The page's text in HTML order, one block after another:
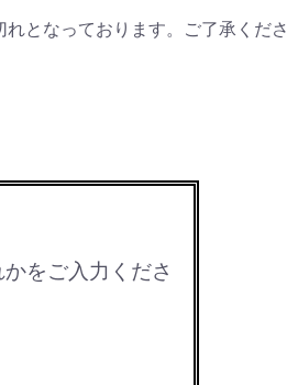
となっております。ご了承くださ
をご入力くださ